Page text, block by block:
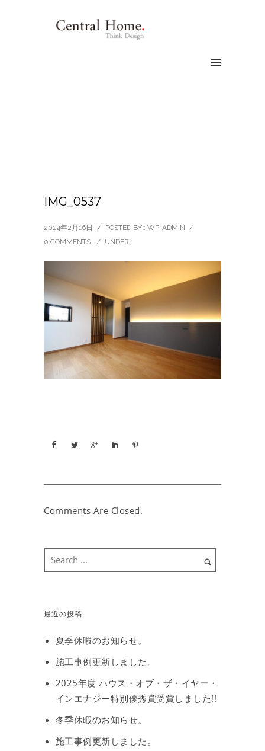
IMG_0537
2024年2月16日 / POSTED BY : WP-ADMIN /
0 COMMENTS
/ UNDER :
Comments Are Closed.
最近の投稿
夏季休暇のお知らせ。
施工事例更新しました。
2025年度 ハウス・オブ・ザ・イヤー・
インエナジー特別優秀賞受賞しました!!
冬季休暇のお知らせ。
施工事例更新しました。